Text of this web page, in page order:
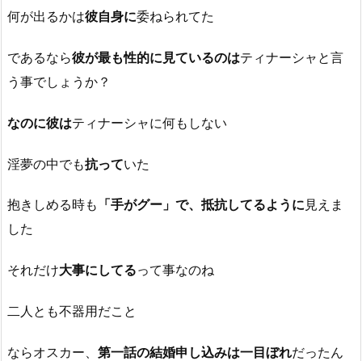
何が出るかは彼自身に委ねられてた
であるなら彼が最も性的に見ているのはティナーシャと言
う事でしょうか？
なのに彼はティナーシャに何もしない
淫夢の中でも抗っていた
抱きしめる時も 「手がグー」で、抵抗してるように 見えま
した
それだけ大事にしてるって事なのね
二人とも不器用だこと
ならオスカー、 第一話の結婚申し込みは一目ぼれだったん